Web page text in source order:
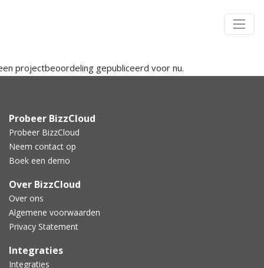
projectbeoordeling gepubliceerd voor nu.
Probeer BizzCloud
Probeer BizzCloud
Neem contact op
Boek een demo
Over BizzCloud
Over ons
Algemene voorwaarden
Privacy Statement
Integraties
Integraties